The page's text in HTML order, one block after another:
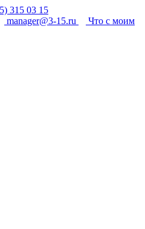
315 03 15
manager@3-15.ru
Что с моим